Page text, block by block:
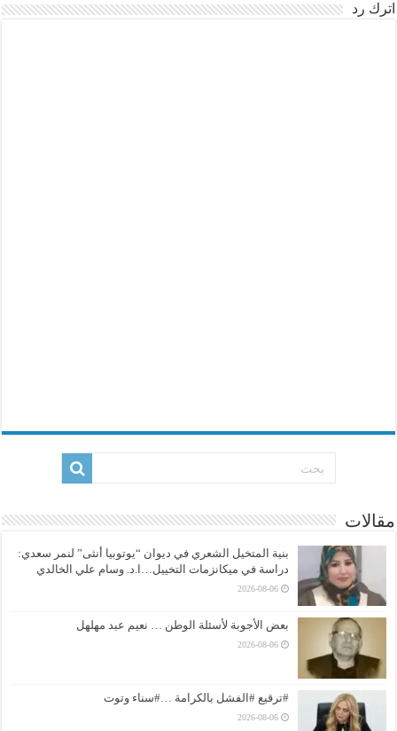
اترك رد
مقالات
بنية المتخيل الشعري في ديوان “يوتوبيا أنثى” لنمر سعدي:
دراسة في ميكانزمات التخييل…ا.د. وسام علي الخالدي
2026-08-06
بعض الأجوبة لأسئلة الوطن … نعيم عبد مهلهل
2026-08-06
#ترقيع #الفشل بالكرامة …#سناء وتوت
2026-08-06